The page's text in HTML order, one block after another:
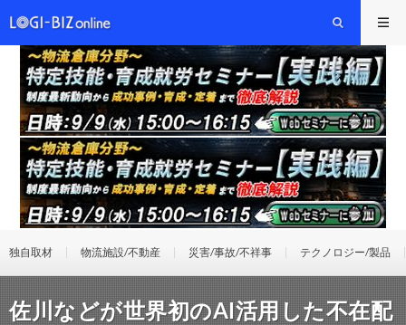
独自取材 物流施設/不動産 災害/事故/不祥事 テクノロジー/製品
佐川などが世界初のAI活用した不在配